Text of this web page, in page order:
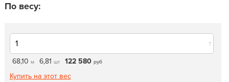
По весу:
т
68,10 м 6,81 шт 122 580 руб
Купить на этот вес